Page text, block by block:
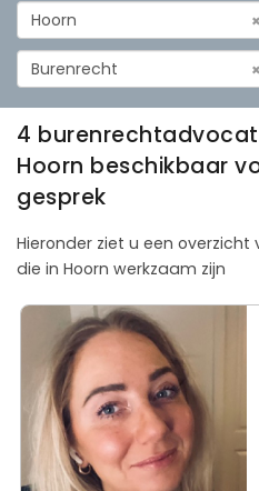
×
Hoorn
×
Burenrecht
4
Hoorn beschikbaar
gesprek
Hieronder ziet u een
die in Hoorn werkzaam zijn